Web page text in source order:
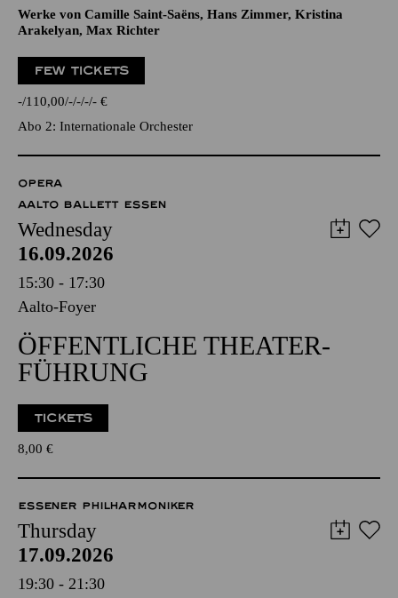
Werke von Camille Saint-Saëns, Hans Zimmer, Kristina
Arakelyan, Max Richter
FEW TICKETS
- 110,00 - - - - €
Abo 2: Internationale Orchester
OPERA
AALTO BALLETT ESSEN
Wednesday
16.09.2026
15:30 - 17:30
Aalto-Foyer
ÖFFENTLICHE THEATER­
FÜHRUNG
TICKETS
8,00 €
ESSENER PHILHARMONIKER
Thursday
17.09.2026
19:30 - 21:30